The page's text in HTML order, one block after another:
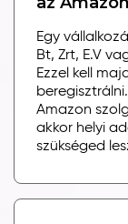
Egy
Bt, Zrt, E.V
Ezzel kell
Amazon
akkor helyi
szükséged